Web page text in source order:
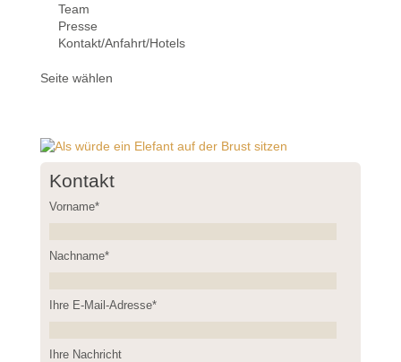
Team
Presse
Kontakt/Anfahrt/Hotels
Seite wählen
Kontakt
Vorname*
Nachname*
Please leave this field empty.
Ihre E-Mail-Adresse*
Ihre Nachricht